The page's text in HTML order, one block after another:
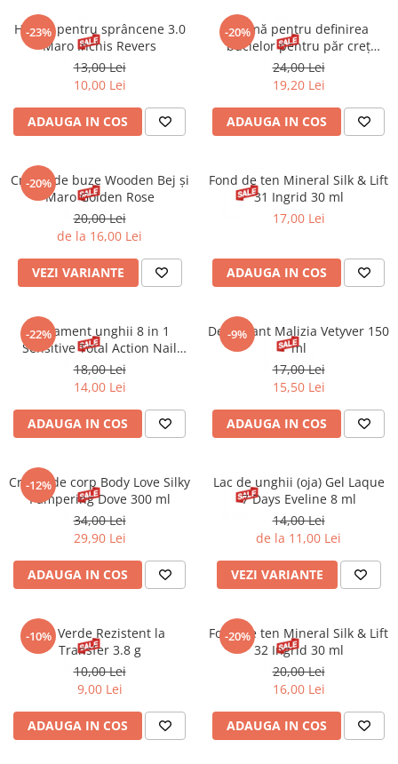
Creion dermatograf pleoape
Tus de ochi
Mascara (rimel)
Adeziv gene false
Machiaj Buze
Scrub
Lip gloss/luciu buze
Ruj solid/lichid
Creion contur
Masca buze
Machiaj Sprancene
Creion sprancene
Fard sprancene
Gel fixare sprancene
Gel/tus sprancene
Vopsea sprancene
Ser sprancene
Creme/seruri ochi
Plasturi/Patch-uri
Sapun facial
Parfum/Apa de toaleta
dama/barbati
Produse pentru picioare
Produse Pentru Epilare
Periute dinti
Sampon Uscat
-23%
Henna pentru sprâncene 3.0
Maro Inchis Revers
13,00 Lei
10,00 Lei
ADAUGA IN COS
-20%
Cremă pentru definirea
buclelor pentru păr creț
Byphasse 250 ml
24,00 Lei
19,20 Lei
ADAUGA IN COS
-20%
Creion de buze Wooden Bej și
Maro Golden Rose
20,00 Lei
de la 16,00 Lei
VEZI VARIANTE
Fond de ten Mineral Silk & Lift
31 Ingrid 30 ml
17,00 Lei
ADAUGA IN COS
-22%
Tratament unghii 8 in 1
Sensitive Total Action Nail
Therapy 12 ml
18,00 Lei
14,00 Lei
ADAUGA IN COS
-9%
Deodorant Malizia Vetyver 150
ml
17,00 Lei
15,50 Lei
ADAUGA IN COS
-12%
Cremă de corp Body Love Silky
Pampering Dove 300 ml
34,00 Lei
29,90 Lei
ADAUGA IN COS
Lac de unghii (oja) Gel Laque
7 Days Eveline 8 ml
14,00 Lei
de la 11,00 Lei
VEZI VARIANTE
-10%
Ruj Verde Rezistent la
Transfer 3.8 g
10,00 Lei
9,00 Lei
ADAUGA IN COS
-20%
Fond de ten Mineral Silk & Lift
32 Ingrid 30 ml
20,00 Lei
16,00 Lei
ADAUGA IN COS